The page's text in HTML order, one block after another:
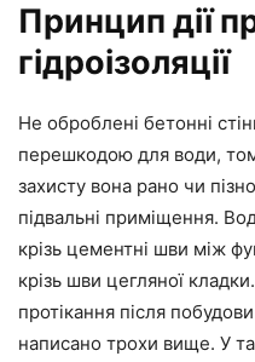
Принцип дії
гідроізоляції
Не оброблені бетонні
перешкодою для води,
захисту вона рано чи
підвальні приміщення.
крізь цементні шви між
крізь шви цегляної
протікання після
написано трохи вище. У